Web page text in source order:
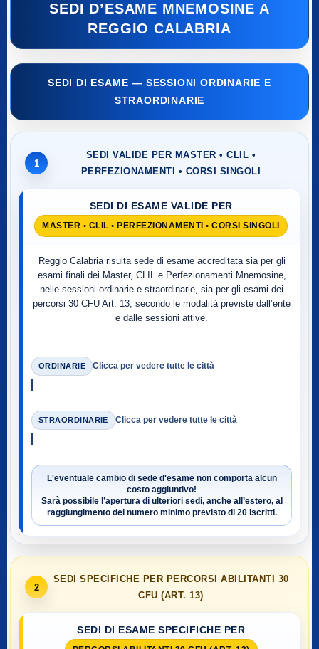
SEDI D’ESAME MNEMOSINE A
REGGIO CALABRIA
SEDI DI ESAME — SESSIONI ORDINARIE E
STRAORDINARIE
1
SEDI VALIDE PER MASTER • CLIL •
PERFEZIONAMENTI • CORSI SINGOLI
SEDI DI ESAME VALIDE PER
MASTER • CLIL • PERFEZIONAMENTI • CORSI SINGOLI
Reggio Calabria risulta sede di esame accreditata sia per gli
esami finali dei Master, CLIL e Perfezionamenti Mnemosine,
nelle sessioni ordinarie e straordinarie, sia per gli esami dei
percorsi 30 CFU Art. 13, secondo le modalità previste dall’ente
e dalle sessioni attive.
ORDINARIE Clicca per vedere tutte le città
STRAORDINARIE Clicca per vedere tutte le città
L'eventuale cambio di sede d'esame non comporta alcun
costo aggiuntivo!
Sarà possibile l’apertura di ulteriori sedi, anche all’estero, al
raggiungimento del numero minimo previsto di 20 iscritti.
2
SEDI SPECIFICHE PER PERCORSI ABILITANTI 30
CFU (ART. 13)
SEDI DI ESAME SPECIFICHE PER